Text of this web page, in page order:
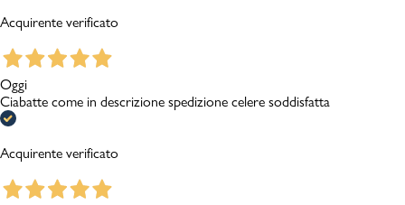
Acquirente verificato
Oggi
Ciabatte come in descrizione spedizione celere soddisfatta
Acquirente verificato